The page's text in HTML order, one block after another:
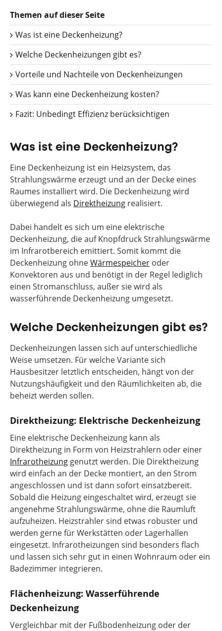
Themen auf dieser Seite
Was ist eine Deckenheizung?
Welche Deckenheizungen gibt es?
Vorteile und Nachteile von Deckenheizungen
Was kann eine Deckenheizung kosten?
Fazit: Unbedingt Effizienz berücksichtigen
Was ist eine Deckenheizung?
Eine Deckenheizung ist ein Heizsystem, das
Strahlungswärme erzeugt und an der Decke eines
Raumes installiert wird. Die Deckenheizung wird
überwiegend als Direktheizung realisiert.
Dabei handelt es sich um eine elektrische
Deckenheizung, die auf Knopfdruck Strahlungswärme
im Infrarotbereich emittiert. Somit kommt die
Deckenheizung ohneWärmespeicher oder
Konvektoren aus und benötigt in der Regel lediglich
einen Stromanschluss, außer sie wird als
wasserführende Deckenheizung umgesetzt.
Welche Deckenheizungen gibt es?
Deckenheizungen lassen sich auf unterschiedliche
Weise umsetzen. Für welche Variante sich
Hausbesitzer letztlich entscheiden, hängt von der
Nutzungshäufigkeit und den Räumlichkeiten ab, die
beheizt werden sollen.
Direktheizung: Elektrische Deckenheizung
Eine elektrische Deckenheizung kann als
Direktheizung in Form von Heizstrahlern oder einer
Infrarotheizung genutzt werden. Die Direktheizung
wird einfach an der Decke montiert, an den Strom
angeschlossen und ist dann sofort einsatzbereit.
Sobald die Heizung eingeschaltet wird, erzeugt sie
angenehme Strahlungswärme, ohne die Raumluft
aufzuheizen. Heizstrahler sind etwas robuster und
werden gerne für Werkstätten oder Lagerhallen
eingesetzt. Infrarotheizungen sind besonders flach
und lassen sich sehr gut in einen Wohnraum oder ein
Badezimmer integrieren.
Flächenheizung: Wasserführende
Deckenheizung
Vergleichbar mit der Fußbodenheizung oder der